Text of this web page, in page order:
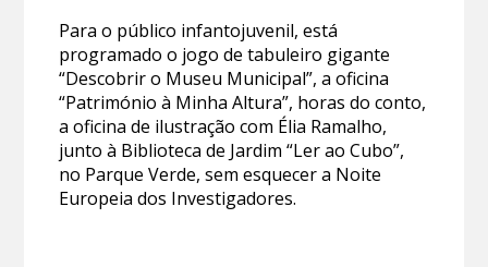
Para o público infantojuvenil, está
programado o jogo de tabuleiro gigante
“Descobrir o Museu Municipal”, a oficina
“Património à Minha Altura”, horas do conto,
a oficina de ilustração com Élia Ramalho,
junto à Biblioteca de Jardim “Ler ao Cubo”,
no Parque Verde, sem esquecer a Noite
Europeia dos Investigadores.